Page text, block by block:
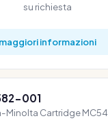
su richiesta
maggiori informazioni
001
Minolta Cartridge